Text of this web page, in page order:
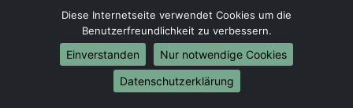
Umzug von Marl nach Belarus
Umzug von Marl nach Belgien
Umzug von Marl nach Bulgarien
Umzug von Marl nach Dänemark
Umzug von Marl nach England
Diese Internetseite verwendet Cookies um die
Benutzerfreundlichkeit zu verbessern.
Einverstanden
Nur notwendige Cookies
Datenschutzerklärung